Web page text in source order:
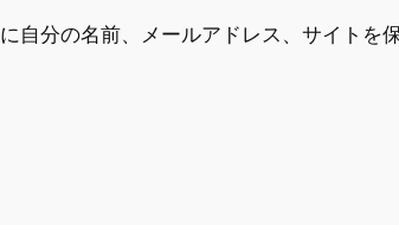
自分の名前、メールアドレス、サイトを保